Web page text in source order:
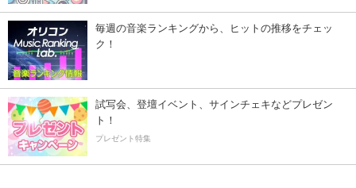
毎週の音楽ランキングから、ヒットの推移をチェッ
ク！
試写会、登壇イベント、サインチェキなどプレゼン
ト！
プレゼント特集